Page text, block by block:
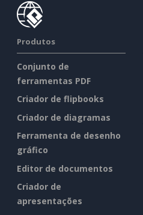
Produtos
Conjunto de
ferramentas PDF
Criador de flipbooks
Criador de diagramas
Ferramenta de desenho
gráfico
Editor de documentos
Criador de
apresentações